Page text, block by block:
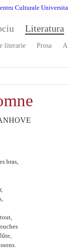
Literatura
literarie Prosa
bras,